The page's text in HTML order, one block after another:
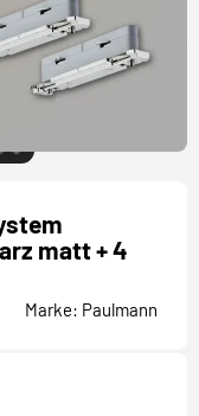
matt + 4
Marke: Paulmann